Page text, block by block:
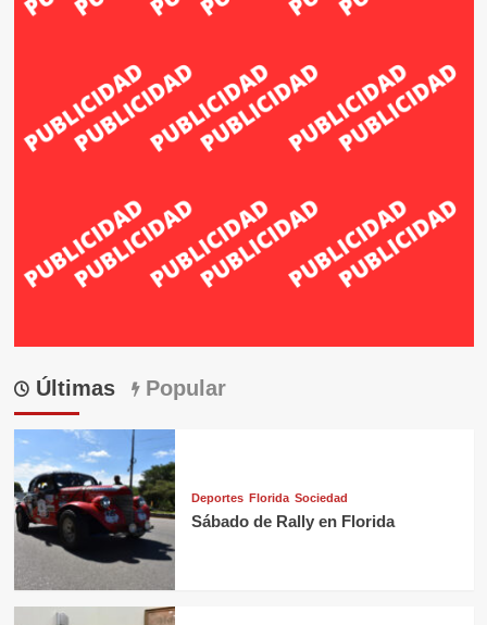
Últimas Popular
Deportes Florida Sociedad
Sábado de Rally en Florida